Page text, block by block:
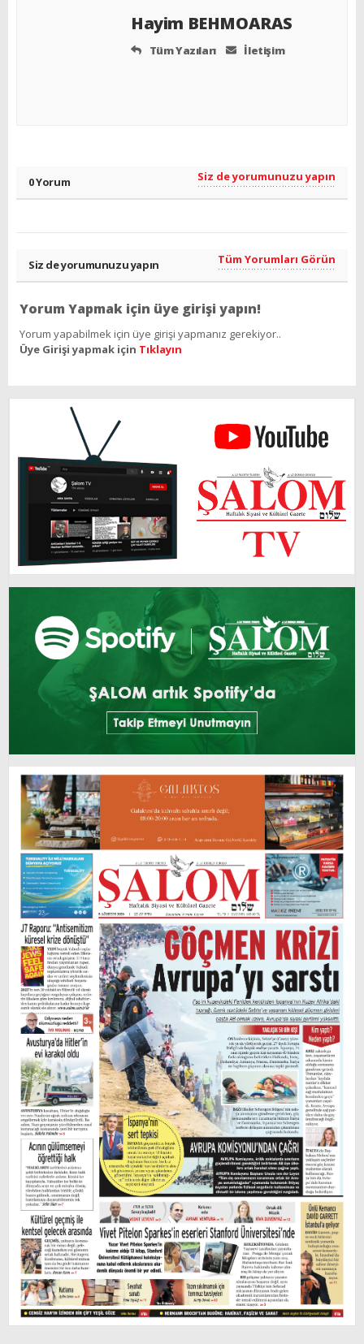
Hayim BEHMOARAS
Tüm Yazıları İletişim
0 Yorum Siz de yorumunuzu yapın
Siz de yorumunuzu yapın Tüm Yorumları Görün
Yorum Yapmak için üye girişi yapın!
Yorum yapabilmek için üye girişi yapmanız gerekiyor..
Üye Girişi yapmak için Tıklayın